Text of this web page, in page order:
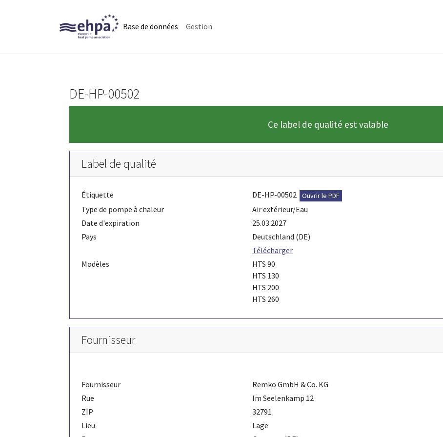
Base de données(current)
Gestion
DE-HP-00502
Ce label de qualité est valable
Label de qualité
Étiquette DE-HP-00502 Ouvrir le PDF
Type de pompe à chaleur
Air extérieur/Eau
Date d'expiration
25.03.2027
Pays
Deutschland (DE)
Télécharger
Modèles
HTS 90
HTS 130
HTS 200
HTS 260
Fournisseur
Fournisseur
Remko GmbH & Co. KG
Rue
Im Seelenkamp 12
ZIP
32791
Lieu
Lage